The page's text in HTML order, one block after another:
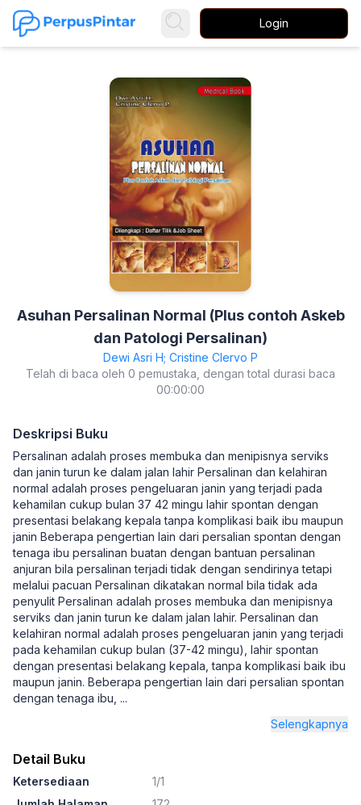
Login
Asuhan Persalinan Normal (Plus contoh Askeb
dan Patologi Persalinan)
Dewi Asri H; Cristine Clervo P
Telah di baca oleh 0 pemustaka, dengan total durasi baca
00:00:00
Deskripsi Buku
Persalinan adalah proses membuka dan menipisnya serviks
dan janin turun ke dalam jalan lahir Persalinan dan kelahiran
normal adalah proses pengeluaran janin yang terjadi pada
kehamilan cukup bulan 37 42 mingu lahir spontan dengan
presentasi belakang kepala tanpa komplikasi baik ibu maupun
janin Beberapa pengertian lain dari persalian spontan dengan
tenaga ibu persalinan buatan dengan bantuan persalinan
anjuran bila persalinan terjadi tidak dengan sendirinya tetapi
melalui pacuan Persalinan dikatakan normal bila tidak ada
penyulit Persalinan adalah proses membuka dan menipisnya
serviks dan janin turun ke dalam jalan lahir. Persalinan dan
kelahiran normal adalah proses pengeluaran janin yang terjadi
pada kehamilan cukup bulan (37-42 mingu), lahir spontan
dengan presentasi belakang kepala, tanpa komplikasi baik ibu
maupun janin. Beberapa pengertian lain dari persalian spontan
dengan tenaga ibu, ...
Selengkapnya
Detail Buku
Ketersediaan
1/1